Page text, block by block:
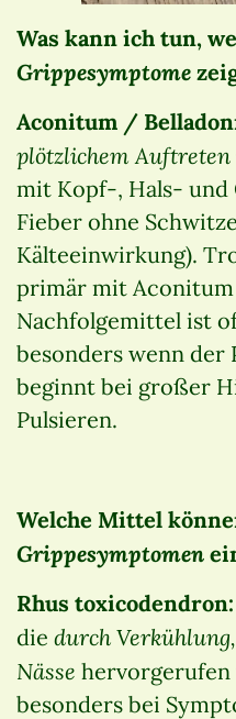
Was kann ich tun,
Grippesymptome
Aconitum /
plötzlichem
mit Kopf-, Hals- und
Fieber ohne
Kälteeinwirkung).
primär mit Aconitum
Nachfolgemittel ist
besonders wenn der
beginnt bei großer
Pulsieren.
Welche Mittel
Grippesymptomen
Rhus toxicodendron:
die durch
Nässe hervorgerufen
besonders bei